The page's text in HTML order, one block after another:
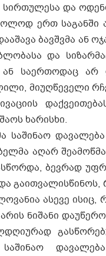
და
ერთ საგანში
ბავშვმა ან
და
საერთოდაც არ
მიუღწეველი
ხარისხი.
დავალება
აღარ
ბევრად
ასევე ისიც,
ნიშანი